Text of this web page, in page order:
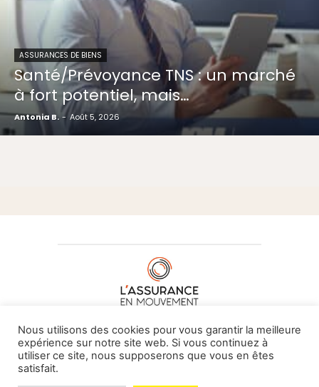
ASSURANCES DE BIENS
Santé/Prévoyance TNS : un marché
à fort potentiel, mais…
Antonia B. - Août 5, 2026
À PROPOS DE NOUS•CONTACT
Nous utilisons des cookies pour vous garantir la meilleure
expérience sur notre site web. Si vous continuez à
utiliser ce site, nous supposerons que vous en êtes
satisfait.